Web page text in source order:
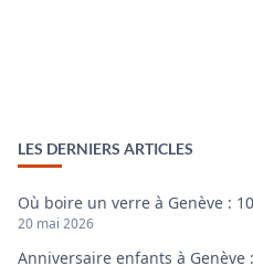
LES DERNIERS ARTICLES
Où boire un verre à Genève :
20 mai 2026
Anniversaire enfants à